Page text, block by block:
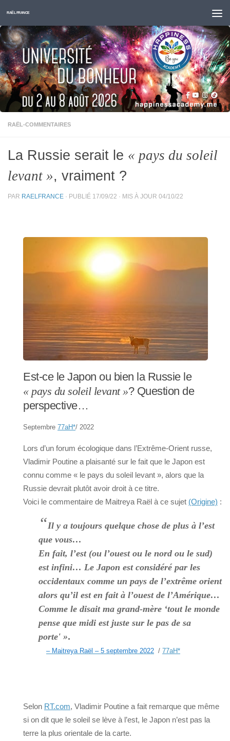
Skip to content
RAËL FRANCE
RAËL-COMMENTAIRES
La Russie serait le « pays du soleil
levant », vraiment ?
PAR RAELFRANCE · PUBLIÉ 17/09/22 · MIS À JOUR 04/10/22
Est-ce le Japon ou bien la Russie le
« pays du soleil levant »? Question de
perspective…
Septembre 77aH*/ 2022
Lors d’un forum écologique dans l’Extrême-Orient russe,
Vladimir Poutine a plaisanté sur le fait que le Japon est
connu comme « le pays du soleil levant », alors que la
Russie devrait plutôt avoir droit à ce titre.
Voici le commentaire de Maitreya Raël à ce sujet (Origine) :
“Il y a toujours quelque chose de plus à l’est
que vous…
En fait, l’est (ou l’ouest ou le nord ou le sud)
est infini… Le Japon est considéré par les
occidentaux comme un pays de l’extrême orient
alors qu’il est en fait à l’ouest de l’Amérique…
Comme le disait ma grand-mère ‘tout le monde
pense que midi est juste sur le pas de sa
porte' ».
– Maitreya Raël – 5 septembre 2022 / 77aH*
Selon RT.com, Vladimir Poutine a fait remarque que même
si on dit que le soleil se lève à l’est, le Japon n’est pas la
terre la plus orientale de la carte.